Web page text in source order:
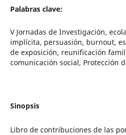
Palabras clave:
V Jornadas de Investigación,
implícita, persuasión, burnout,
de exposición, reunificación
comunicación social, Protección
Sinopsis
Libro de contribuciones de las